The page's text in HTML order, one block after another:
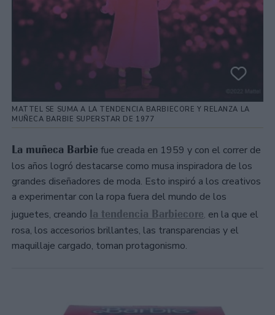
MATTEL SE SUMA A LA TENDENCIA BARBIECORE Y RELANZA LA
MUÑECA BARBIE SUPERSTAR DE 1977
La muñeca Barbie fue creada en 1959 y con el correr de
los años logró destacarse como musa inspiradora de los
grandes diseñadores de moda. Esto inspiró a los creativos
a experimentar con la ropa fuera del mundo de los
juguetes, creando la tendencia Barbiecore, en la que el
rosa, los accesorios brillantes, las transparencias y el
maquillaje cargado, toman protagonismo.